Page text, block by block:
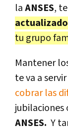
laANSES,
tu grupo
Mantener
te va a
cobrar las
jubilaciones
ANSES. Y